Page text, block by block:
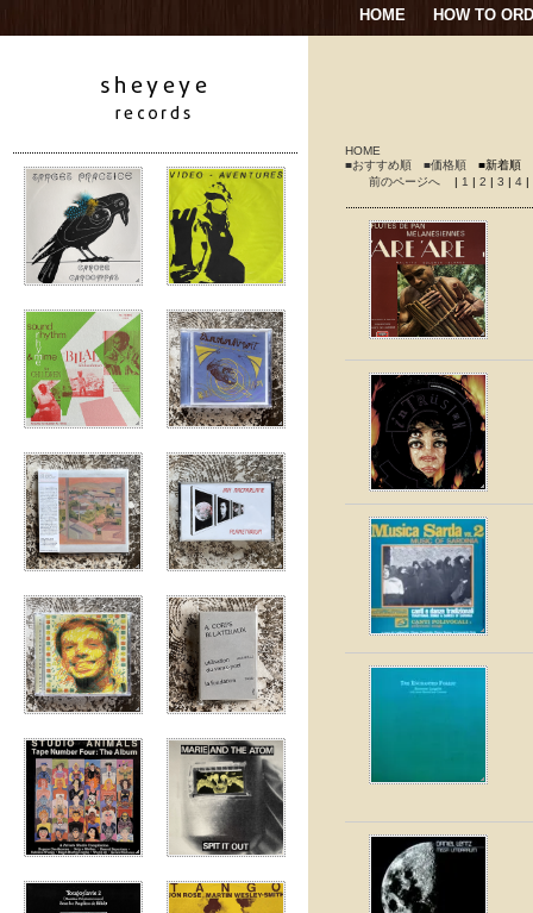
HOME HOW TO
HOME
■おすすめ順
■価格順
■新着順
前のページへ | 1 | 2 | 3 | 4 |